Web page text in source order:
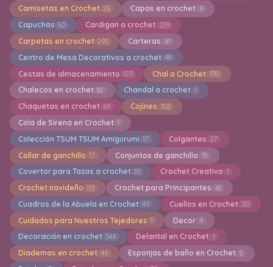
Camisetas en Crochet 25 Capas en crochet 9
Capuchas 50 Cardigan a crochet 233
Carpetas en crochet 293 Carteras 41
Centro de Mesa Decorativos a crochet 48
Cestas de almacenamiento 123 Chal a Crochet 330
Chalecos en crochet 82 Chandal a crochet 1
Chaquetas en crochet 69 Cojines 102
Cola de Sirena en Crochet 1
Colección TSUM TSUM Amigurumi 17 Colgantes 27
Collar de ganchillo 17 Conjuntos de ganchillo 15
Covertor para Tazas a crochet 33 Crochet Creativo 1
Crochet navideño 113 Crochet para Principantes 41
Cuadros de la Abuela en Crochet 49 Cuellos en Crochet 20
Cuidados para Nuestros Tejedores 1 Decor 4
Decoración en crochet 344 Delantal en Crochet 1
Diademas en crochet 49 Esponjas de baño en Crochet 5